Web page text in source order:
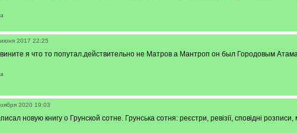
2017 22:25
я что то попутал.действительно не Матров а Мантроп он был Городовым
2020 19:03
новую книгу о Грунской сотне. Грунська сотня: реєстри, ревізії, сповідні